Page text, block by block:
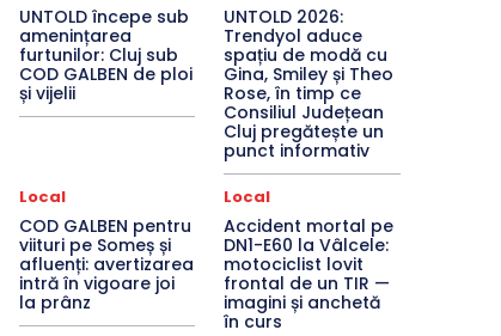
UNTOLD începe sub
amenințarea
furtunilor: Cluj sub
COD GALBEN de ploi
și vijelii
UNTOLD 2026:
Trendyol aduce
spațiu de modă cu
Gina, Smiley și Theo
Rose, în timp ce
Consiliul Județean
Cluj pregătește un
punct informativ
Local
COD GALBEN pentru
viituri pe Someș și
afluenți: avertizarea
intră în vigoare joi
la prânz
Local
Accident mortal pe
DN1-E60 la Vâlcele:
motociclist lovit
frontal de un TIR —
imagini și anchetă
în curs